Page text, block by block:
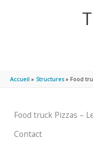
Accueil Structures Food
Food truck Pizzas –
Contact